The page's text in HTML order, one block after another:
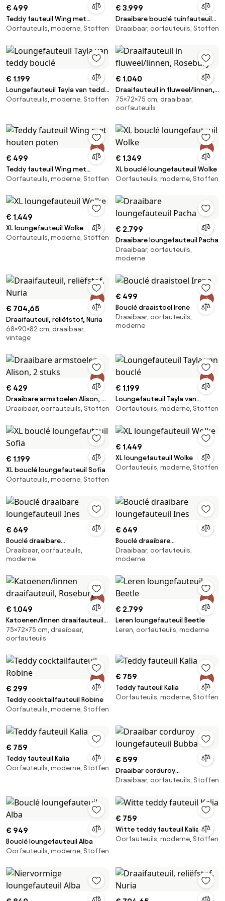
€ 499
Teddy fauteuil Wing met
houten poten
Oorfauteuils, moderne, Stoffen
€ 3.999
Draaibare bouclé tuinfauteuil
Pacha
Draaibaar, oorfauteuils, Stoffen
€ 1.199
Loungefauteuil Tayla van teddy
bouclé
Oorfauteuils, moderne, Stoffen
€ 1.040
Draaifauteuil in fluweel/linnen,
Rosebury
75×72×75 cm, draaibaar,
oorfauteuils
€ 499
Teddy fauteuil Wing met
houten poten
Oorfauteuils, moderne, Stoffen
€ 1.349
XL bouclé loungefauteuil Wolke
Oorfauteuils, moderne, Stoffen
€ 1.449
XL loungefauteuil Wolke
Oorfauteuils, moderne, Stoffen
€ 2.799
Draaibare loungefauteuil Pacha
Draaibaar, oorfauteuils,
moderne
€ 704,65
Draaifauteuil, reliëfstof, Nuria
68×90×82 cm, draaibaar,
vintage
€ 499
Bouclé draaistoel Irene
Draaibaar, oorfauteuils,
moderne
€ 429
Draaibare armstoelen Alison, 2
stuks
Draaibaar, oorfauteuils, Stoffen
€ 1.199
Loungefauteuil Tayla van
bouclé
Oorfauteuils, moderne, Stoffen
€ 1.199
XL bouclé loungefauteuil Sofia
Oorfauteuils, moderne, Stoffen
€ 1.449
XL loungefauteuil Wolke
Oorfauteuils, moderne, Stoffen
€ 649
Bouclé draaibare
loungefauteuil Ines
Draaibaar, oorfauteuils,
moderne
€ 649
Bouclé draaibare
loungefauteuil Ines
Draaibaar, oorfauteuils,
moderne
€ 1.049
Katoenen/linnen draaifauteuil,
Rosebury
75×72×75 cm, draaibaar,
oorfauteuils
€ 2.799
Leren loungefauteuil Beetle
Leren, oorfauteuils, moderne
€ 299
Teddy cocktailfauteuil Robine
Oorfauteuils, moderne, Stoffen
€ 759
Teddy fauteuil Kalia
Oorfauteuils, moderne, Stoffen
€ 759
Teddy fauteuil Kalia
Oorfauteuils, moderne, Stoffen
€ 599
Draaibar corduroy
loungefauteuil Bubba
Draaibaar, oorfauteuils, Stoffen
€ 949
Bouclé loungefauteuil Alba
Oorfauteuils, moderne, Stoffen
€ 759
Witte teddy fauteuil Kalia
Oorfauteuils, moderne, Stoffen